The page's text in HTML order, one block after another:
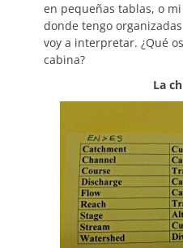
en pequeñas tablas, o
donde tengo
voy a interpretar. ¿Qué
cabina?
La